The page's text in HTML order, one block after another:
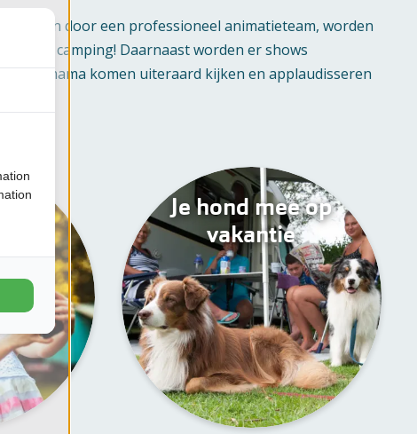
door een professioneel animatieteam, worden
op de camping! Daarnaast worden er shows
en mama komen uiteraard kijken en applaudisseren
WiFi
Je hond mee op
vakantie